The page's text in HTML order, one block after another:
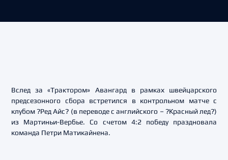
Вслед за «Трактором» Авангард в рамках швейцарского
предсезонного сбора встретился в контрольном матче с
клубом ?Ред Айс? (в переводе с английского – ?Красный лед?)
из Мартиньи-Вербье. Со счетом 4:2 победу праздновала
команда Петри Матикайнена.